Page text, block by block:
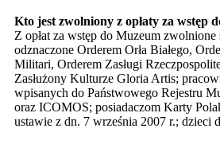
Kto jest zwolniony z opłaty za wstęp
Z opłat za wstęp do Muzeum
odznaczone Orderem Orła Białego,
Militari, Orderem Zasługi
Zasłużony Kulturze Gloria Artis;
wpisanych do Państwowego Rejestru
oraz ICOMOS; posiadaczom Karty
ustawie z dn. 7 września 2007 r.; dzieci